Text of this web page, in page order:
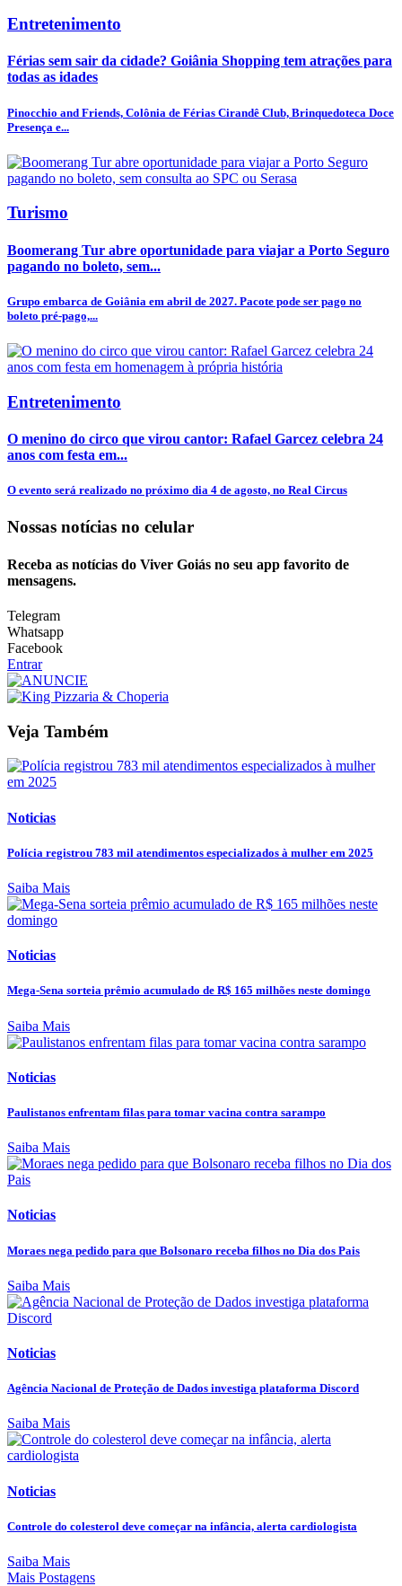
Entretenimento
Férias sem sair da cidade? Goiânia Shopping tem atrações para
todas as idades
Pinocchio and Friends, Colônia de Férias Cirandê Club, Brinquedoteca Doce
Presença e...
Turismo
Boomerang Tur abre oportunidade para viajar a Porto Seguro
pagando no boleto, sem...
Grupo embarca de Goiânia em abril de 2027. Pacote pode ser pago no
boleto pré-pago,...
Entretenimento
O menino do circo que virou cantor: Rafael Garcez celebra 24
anos com festa em...
O evento será realizado no próximo dia 4 de agosto, no Real Circus
Nossas notícias no celular
Receba as notícias do Viver Goiás no seu app favorito de
mensagens.
Telegram
Whatsapp
Facebook
Entrar
Veja Também
Noticias
Polícia registrou 783 mil atendimentos especializados à mulher em 2025
Saiba Mais
Noticias
Mega-Sena sorteia prêmio acumulado de R$ 165 milhões neste domingo
Saiba Mais
Noticias
Paulistanos enfrentam filas para tomar vacina contra sarampo
Saiba Mais
Noticias
Moraes nega pedido para que Bolsonaro receba filhos no Dia dos Pais
Saiba Mais
Noticias
Agência Nacional de Proteção de Dados investiga plataforma Discord
Saiba Mais
Noticias
Controle do colesterol deve começar na infância, alerta cardiologista
Saiba Mais
Mais Postagens